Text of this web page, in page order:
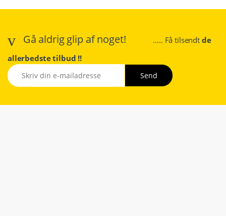
Gå aldrig glip af noget! ..... Få tilsendt de
allerbedste tilbud !!